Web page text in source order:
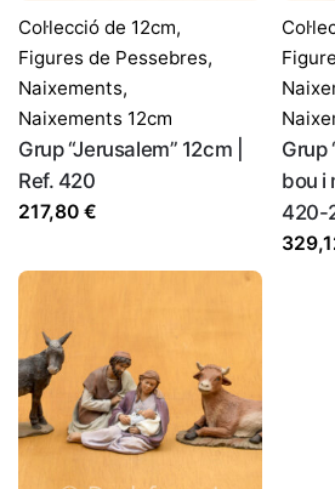
Desa el meu nom, correu
aquest navegador per a la pròxima
Col·lecció de 12cm,
Figures de Pessebres,
Naixements,
Naixements 12cm
Grup “Jerusalem” 12cm |
Ref. 420
217,80 €
Grup
bou i
420-